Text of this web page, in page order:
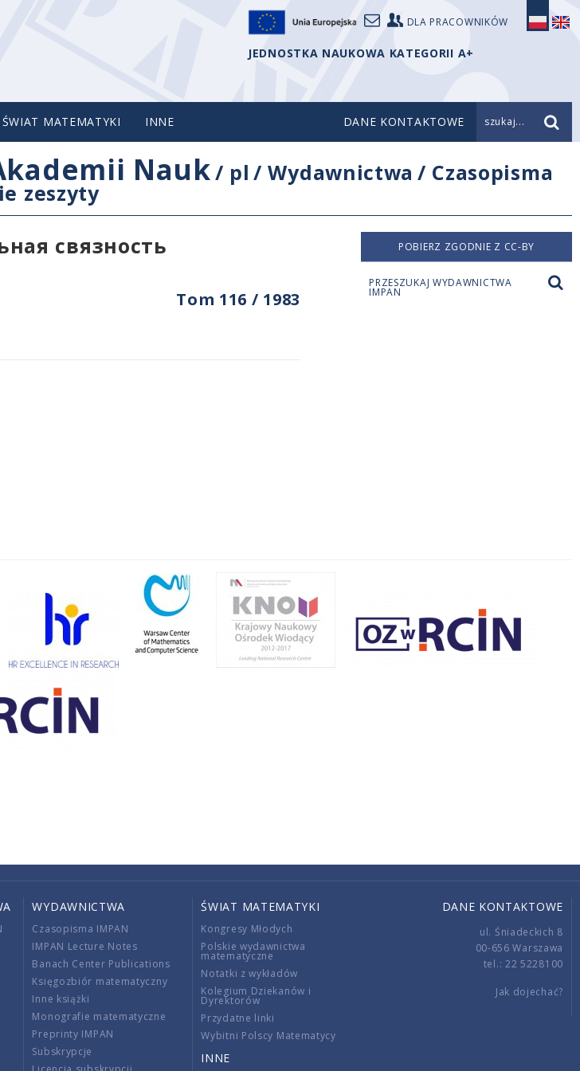
DLA PRACOWNIKÓW
JEDNOSTKA NAUKOWA KATEGORII A+
ŚWIAT MATEMATYKI INNE DANE KONTAKTOWE szukaj...
Nauk/ pl /Wydawnictwa / Czasopisma
zeszyty
связность
Tom 116 / 1983
POBIERZ ZGODNIE Z CC-BY
PRZESZUKAJ WYDAWNICTWA
IMPAN
WYDAWNICTWA
Czasopisma IMPAN
IMPAN Lecture Notes
Banach Center Publications
Księgozbiór matematyczny
Inne książki
Monografie matematyczne
Preprinty IMPAN
Subskrypcje
ŚWIAT MATEMATYKI
Kongresy Młodych
Polskie wydawnictwa
matematyczne
Notatki z wykładów
Kolegium Dziekanów i
Dyrektorów
Przydatne linki
Wybitni Polscy Matematycy
INNE
DANE KONTAKTOWE
ul. Śniadeckich 8
00-656 Warszawa
tel.: 22 5228100
Jak dojechać?